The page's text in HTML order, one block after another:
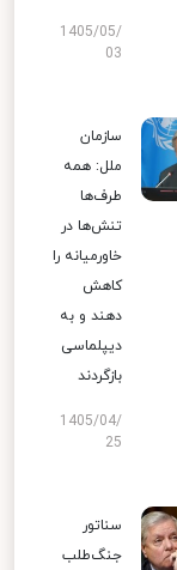
1405/05/
03
سازمان
ملل: همه
طرف‌ها
تنش‌ها در
خاورمیانه را
کاهش
دهند و به
دیپلماسی
بازگردند
1405/04/
25
سناتور
جنگ‌طلب